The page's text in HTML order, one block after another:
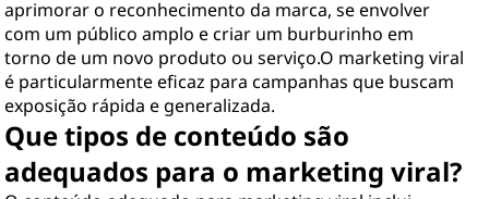
aprimorar o reconhecimento da marca, se envolver
com um público amplo e criar um burburinho em
torno de um novo produto ou serviço.O marketing viral
é particularmente eficaz para campanhas que buscam
exposição rápida e generalizada.
Que tipos de conteúdo são
adequados para o marketing viral?